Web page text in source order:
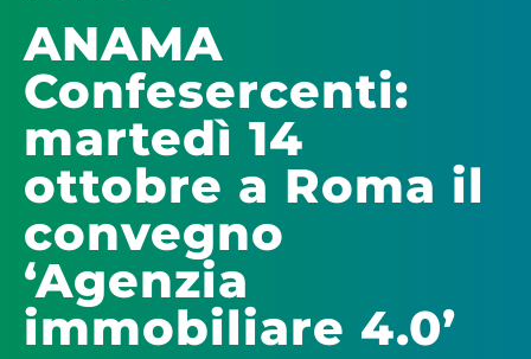
ANAMA
Confesercenti:
martedì 14
ottobre a Roma il
convegno
‘Agenzia
immobiliare 4.0’